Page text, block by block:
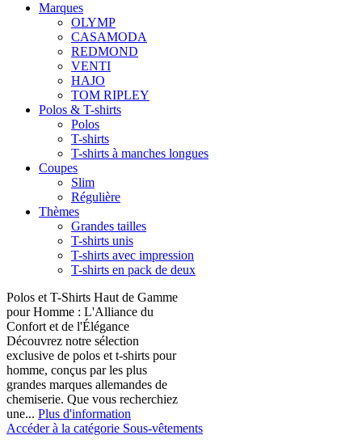
Marques
OLYMP
CASAMODA
REDMOND
VENTI
HAJO
TOM RIPLEY
Polos & T-shirts
Polos
T-shirts
T-shirts à manches longues
Coupes
Slim
Régulière
Thèmes
Grandes tailles
T-shirts unis
T-shirts avec impression
T-shirts en pack de deux
Polos et T-Shirts Haut de Gamme
pour Homme : L'Alliance du
Confort et de l'Élégance
Découvrez notre sélection
exclusive de polos et t-shirts pour
homme, conçus par les plus
grandes marques allemandes de
chemiserie. Que vous recherchiez
une... Plus d'information
Accéder à la catégorie Sous-vêtements